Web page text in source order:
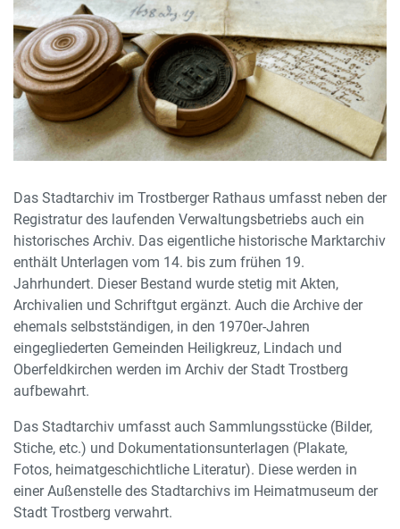
Das Stadtarchiv im Trostberger Rathaus umfasst neben der
Registratur des laufenden Verwaltungsbetriebs auch ein
historisches Archiv. Das eigentliche historische Marktarchiv
enthält Unterlagen vom 14. bis zum frühen 19.
Jahrhundert. Dieser Bestand wurde stetig mit Akten,
Archivalien und Schriftgut ergänzt. Auch die Archive der
ehemals selbstständigen, in den 1970er-Jahren
eingegliederten Gemeinden Heiligkreuz, Lindach und
Oberfeldkirchen werden im Archiv der Stadt Trostberg
aufbewahrt.
Das Stadtarchiv umfasst auch Sammlungsstücke (Bilder,
Stiche, etc.) und Dokumentationsunterlagen (Plakate,
Fotos, heimatgeschichtliche Literatur). Diese werden in
einer Außenstelle des Stadtarchivs im Heimatmuseum der
Stadt Trostberg verwahrt.